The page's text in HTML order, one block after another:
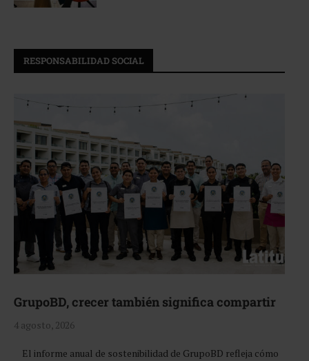
RESPONSABILIDAD SOCIAL
GrupoBD, crecer también significa compartir
4 agosto, 2026
El informe anual de sostenibilidad de GrupoBD refleja cómo